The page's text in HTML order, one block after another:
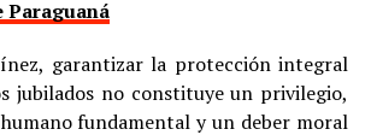
Paraguaná
garantizar la protección integral
jubilados no constituye un privilegio,
fundamental y un deber moral